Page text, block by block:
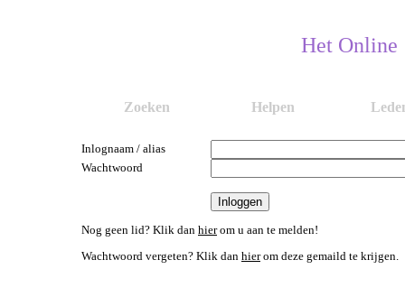
Het Online
Zoeken Helpen
Inlognaam / alias
Wachtwoord
Nog geen lid? Klik dan hierom u aan te melden!
Wachtwoord vergeten? Klik dan hierom deze gemaild te krijgen.